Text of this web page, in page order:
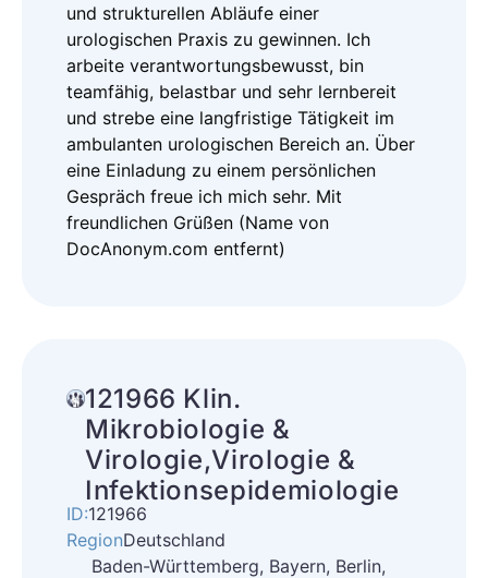
und strukturellen Abläufe einer
urologischen Praxis zu gewinnen. Ich
arbeite verantwortungsbewusst, bin
teamfähig, belastbar und sehr lernbereit
und strebe eine langfristige Tätigkeit im
ambulanten urologischen Bereich an. Über
eine Einladung zu einem persönlichen
Gespräch freue ich mich sehr. Mit
freundlichen Grüßen (Name von
DocAnonym.com entfernt)
121966 Klin.
Mikrobiologie &
Virologie,Virologie &
Infektionsepidemiologie
ID:121966
RegionDeutschland
Baden-Württemberg, Bayern, Berlin,